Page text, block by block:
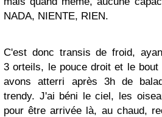
NADA, NIENTE, RIEN.
C'est donc transis de froid,
3 orteils, le pouce droit et le bout
avons atterri après 3h de
trendy. J'ai béni le ciel, les
pour être arrivée là, au chaud,